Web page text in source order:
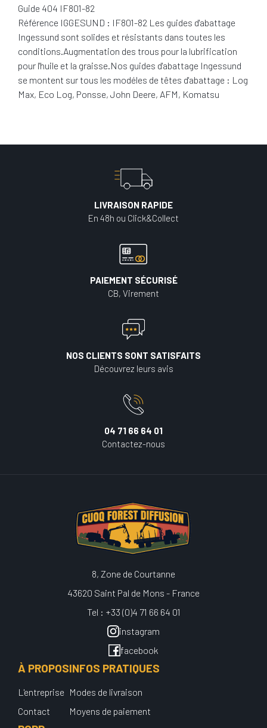
Guide 404 IF801-82
Référence IGGESUND : IF801-82 Les guides d'abattage
Ingessund sont solides et résistants dans toutes les
conditions.Augmentation des trous pour la lubrification
pour l'huile et la graisse.Nos guides d'abattage Ingessund
se montent sur tous les modéles de têtes d'abattage : Log
Max, Eco Log, Ponsse, John Deere, AFM, Komatsu
LIVRAISON RAPIDE
En 48h ou Click&Collect
PAIEMENT SÉCURISÉ
CB, Virement
NOS CLIENTS SONT SATISFAITS
Découvrez leurs avis
04 71 66 64 01
Contactez-nous
8, Zone de Courtanne
43620 Saint Pal de Mons - France
Tel : +33 (0)4 71 66 64 01
instagram
facebook
À PROPOS
L'entreprise
Contact
INFOS PRATIQUES
Modes de livraison
Moyens de paiement